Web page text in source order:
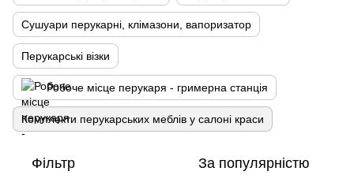
Сушуари перукарні, клімазони, вапоризатор
Перукарські візки
Робоче місце перукаря - гримерна станція
Комплекти перукарських меблів у салоні краси
Фільтр За популярністю